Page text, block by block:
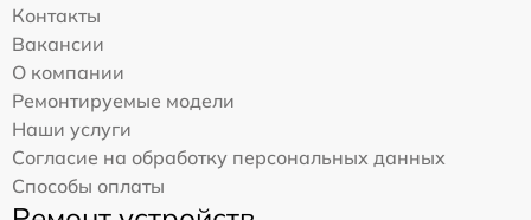
Контакты
Вакансии
О компании
Ремонтируемые модели
Наши услуги
Согласие на обработку персональных данных
Способы оплаты